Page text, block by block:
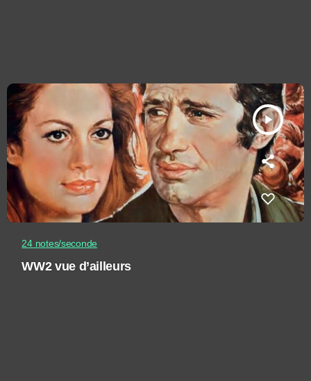
play_arrow
24 notes/seconde
WW2 vue d’ailleurs